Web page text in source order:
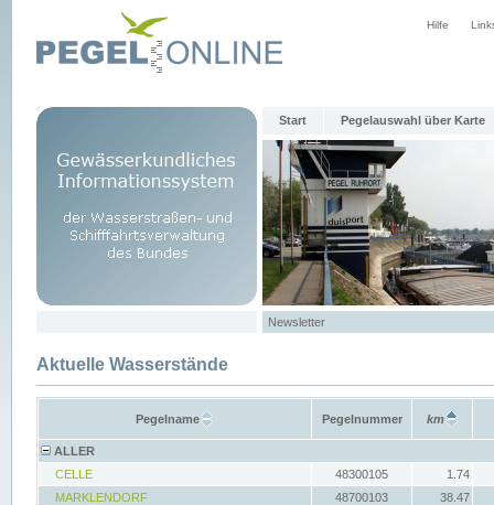
Hilfe
Start Pegelauswahl über Karte
Newsletter
Aktuelle Wasserstände
Pegelname Pegelnummer km
ALLER
CELLE
48300105
1.74
MARKLENDORF
48700103
38.47